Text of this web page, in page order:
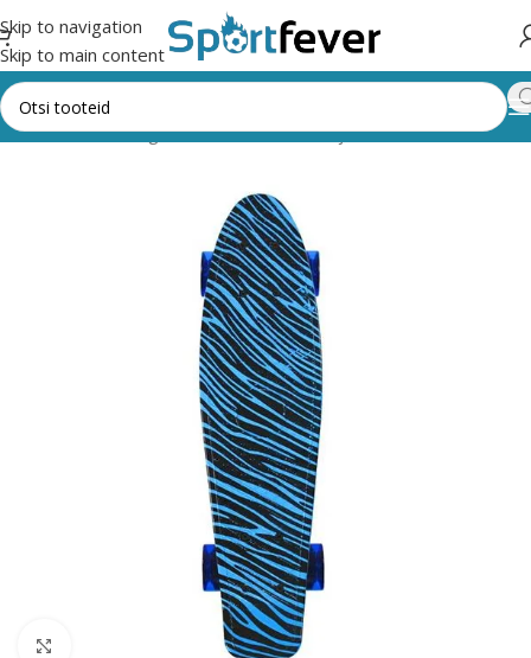
Skip to navigation
Skip to main content
Esileht Kõik kategooriad Rattavarustus ja rulad Rulad
Suurendamiseks klõpsake